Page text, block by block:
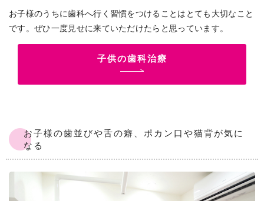
お子様のうちに歯科へ行く習慣をつけることはとても大切なこと
です。ぜひ一度見せに来ていただけたらと思っています。
子供の歯科治療
お子様の歯並びや舌の癖、ポカン口や猫背が気に
なる